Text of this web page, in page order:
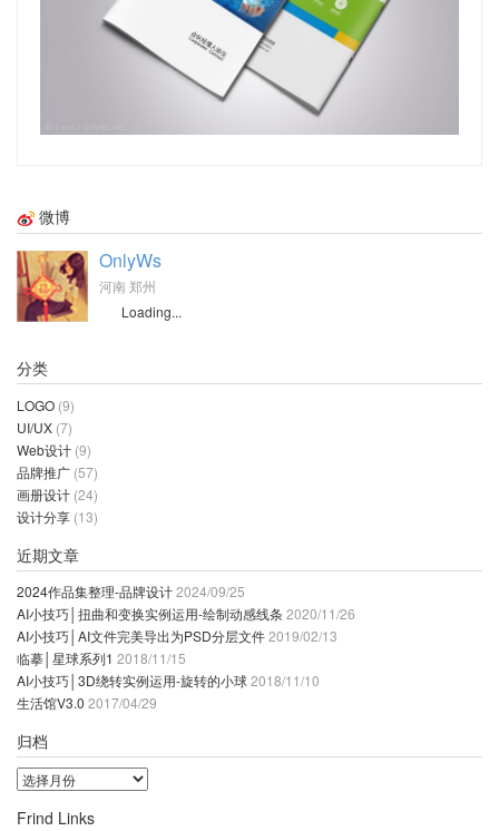
微博
OnlyWs
河南 郑州
Loading...
分类
LOGO (9)
UI/UX (7)
Web设计 (9)
品牌推广 (57)
画册设计 (24)
设计分享 (13)
近期文章
2024作品集整理-品牌设计2024/09/25
AI小技巧│扭曲和变换实例运用-绘制动感线条 2020/11/26
AI小技巧│AI文件完美导出为PSD分层文件2019/02/13
临摹│星球系列1 2018/11/15
AI小技巧│3D绕转实例运用-旋转的小球2018/11/10
生活馆V3.0 2017/04/29
归档
归
档
Frind Links